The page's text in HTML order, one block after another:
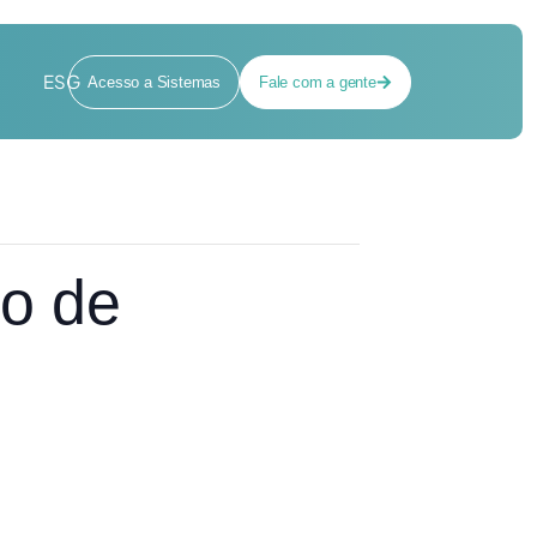
ESG Acesso a Sistemas Fale com a gente
de